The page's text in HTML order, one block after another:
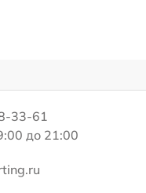
33-61
до 21:00